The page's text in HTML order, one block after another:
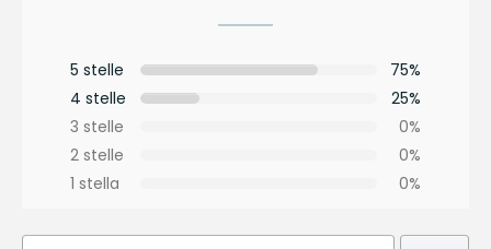
5 stelle
75%
4 stelle
25%
3 stelle
0%
2 stelle
0%
1 stella
0%